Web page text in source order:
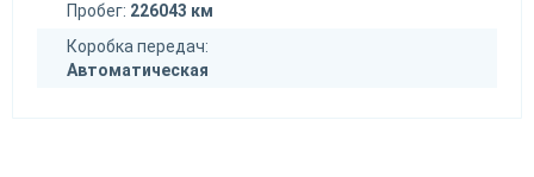
Пробег: 226043 км
Коробка передач:
Автоматическая